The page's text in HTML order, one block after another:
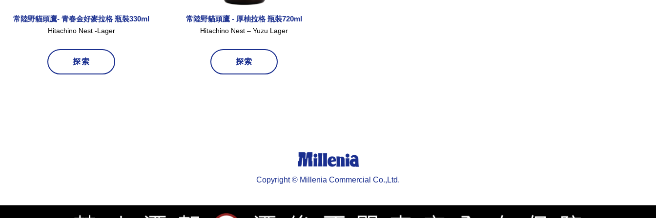
常陸野貓頭鷹- 青春金好麥拉格 瓶裝330ml
Hitachino Nest -Lager
探索
常陸野貓頭鷹 - 厚柚拉格 瓶裝720ml
Hitachino Nest – Yuzu Lager
探索
Copyright © Millenia Commercial Co.,Ltd.